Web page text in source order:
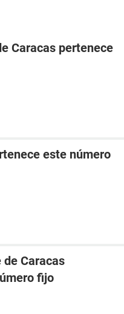
Caracas pertenece
este número
Caracas
fijo